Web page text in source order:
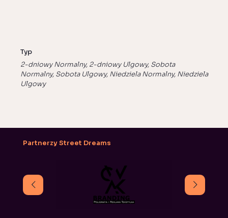
Typ
2-dniowy Normalny, 2-dniowy Ulgowy, Sobota
Normalny, Sobota Ulgowy, Niedziela Normalny, Niedziela
Ulgowy
Partnerzy Street Dreams